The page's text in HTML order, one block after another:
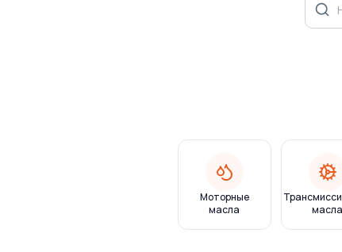
Моторные
масла
масла